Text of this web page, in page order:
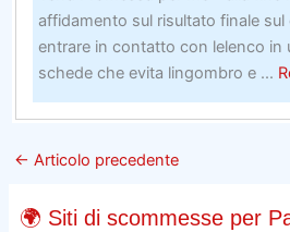
affidamento sul risultato finale
entrare in contatto con lelenco in
schede che evita lingombro e ...
← Articolo precedente
🌍 Siti di scommesse per